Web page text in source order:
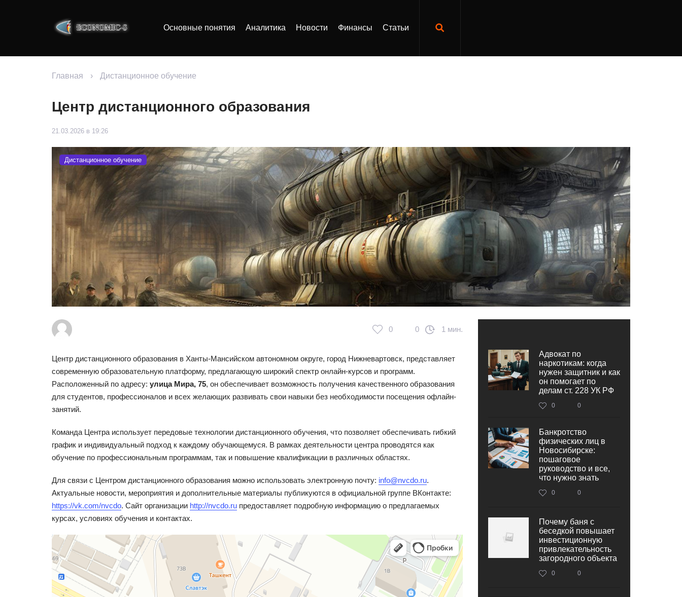
Основные понятия Аналитика Новости Финансы Статьи
Главная › Дистанционное обучение
Центр дистанционного образования
21.03.2026 в 19:26
Дистанционное обучение
0 0 1 мин.
Центр дистанционного образования в Ханты-Мансийском автономном округе, город Нижневартовск, представляет
современную образовательную платформу, предлагающую широкий спектр онлайн-курсов и программ.
Расположенный по адресу: улица Мира, 75, он обеспечивает возможность получения качественного образования
для студентов, профессионалов и всех желающих развивать свои навыки без необходимости посещения офлайн-
занятий.
Команда Центра использует передовые технологии дистанционного обучения, что позволяет обеспечивать гибкий
график и индивидуальный подход к каждому обучающемуся. В рамках деятельности центра проводятся как
обучение по профессиональным программам, так и повышение квалификации в различных областях.
Для связи с Центром дистанционного образования можно использовать электронную почту: info@nvcdo.ru.
Актуальные новости, мероприятия и дополнительные материалы публикуются в официальной группе ВКонтакте:
https://vk.com/nvcdo. Сайт организации http://nvcdo.ru предоставляет подробную информацию о предлагаемых
курсах, условиях обучения и контактах.
Адвокат по
наркотикам: когда
нужен защитник и как
он помогает по
делам ст. 228 УК РФ
0 0
Банкротство
физических лиц в
Новосибирске:
пошаговое
руководство и все,
что нужно знать
0 0
Почему баня с
беседкой повышает
инвестиционную
привлекательность
загородного объекта
0 0